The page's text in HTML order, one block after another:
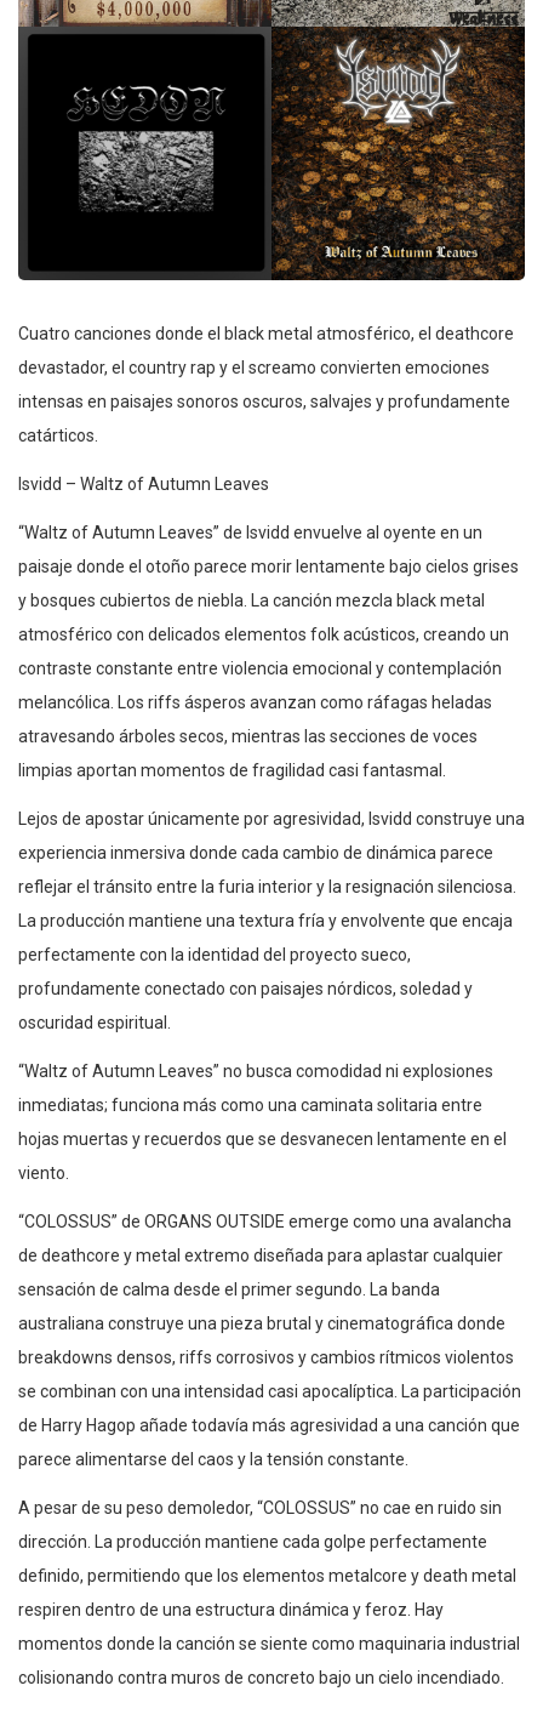
Cuatro canciones donde el black metal atmosférico, el deathcore
devastador, el country rap y el screamo convierten emociones
intensas en paisajes sonoros oscuros, salvajes y profundamente
catárticos.
Isvidd – Waltz of Autumn Leaves
“Waltz of Autumn Leaves” de Isvidd envuelve al oyente en un
paisaje donde el otoño parece morir lentamente bajo cielos grises
y bosques cubiertos de niebla. La canción mezcla black metal
atmosférico con delicados elementos folk acústicos, creando un
contraste constante entre violencia emocional y contemplación
melancólica. Los riffs ásperos avanzan como ráfagas heladas
atravesando árboles secos, mientras las secciones de voces
limpias aportan momentos de fragilidad casi fantasmal.
Lejos de apostar únicamente por agresividad, Isvidd construye una
experiencia inmersiva donde cada cambio de dinámica parece
reflejar el tránsito entre la furia interior y la resignación silenciosa.
La producción mantiene una textura fría y envolvente que encaja
perfectamente con la identidad del proyecto sueco,
profundamente conectado con paisajes nórdicos, soledad y
oscuridad espiritual.
“Waltz of Autumn Leaves” no busca comodidad ni explosiones
inmediatas; funciona más como una caminata solitaria entre
hojas muertas y recuerdos que se desvanecen lentamente en el
viento.
“COLOSSUS” de ORGANS OUTSIDE emerge como una avalancha
de deathcore y metal extremo diseñada para aplastar cualquier
sensación de calma desde el primer segundo. La banda
australiana construye una pieza brutal y cinematográfica donde
breakdowns densos, riffs corrosivos y cambios rítmicos violentos
se combinan con una intensidad casi apocalíptica. La participación
de Harry Hagop añade todavía más agresividad a una canción que
parece alimentarse del caos y la tensión constante.
A pesar de su peso demoledor, “COLOSSUS” no cae en ruido sin
dirección. La producción mantiene cada golpe perfectamente
definido, permitiendo que los elementos metalcore y death metal
respiren dentro de una estructura dinámica y feroz. Hay
momentos donde la canción se siente como maquinaria industrial
colisionando contra muros de concreto bajo un cielo incendiado.